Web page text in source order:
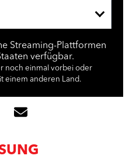
Streaming-Plattformen
verfügbar.
noch einmal vorbei oder
einem anderen Land.